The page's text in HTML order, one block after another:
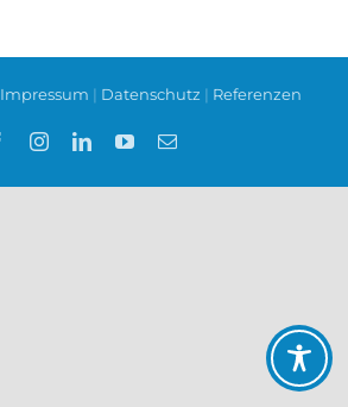
Impressum | Datenschutz | Referenzen
FacebookInstagramLinkedInYouTube
E-